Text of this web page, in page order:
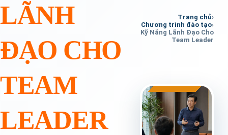
Trang chủ›
Chương trình đào tạo›
Kỹ Năng Lãnh Đạo Cho
Team Leader
LÃNH
ĐẠO CHO
TEAM
LEADER